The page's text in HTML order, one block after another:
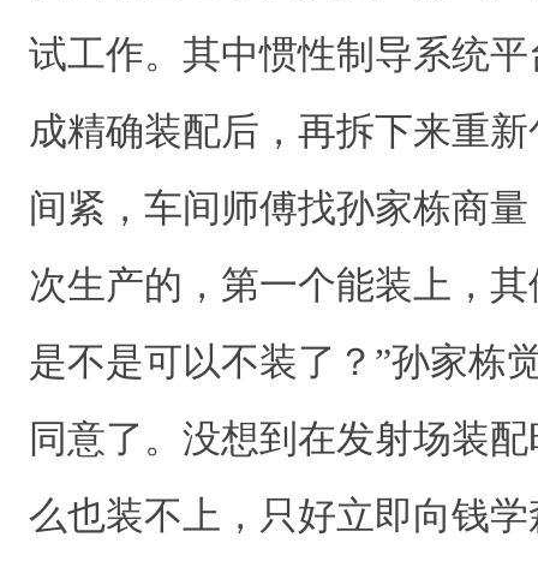
试工作。其中惯性制导系统
成精确装配后，再拆下来重
间紧，车间师傅找孙家栋商
次生产的，第一个能装上，
是不是可以不装了？”孙家栋
同意了。没想到在发射场装
么也装不上，只好立即向钱